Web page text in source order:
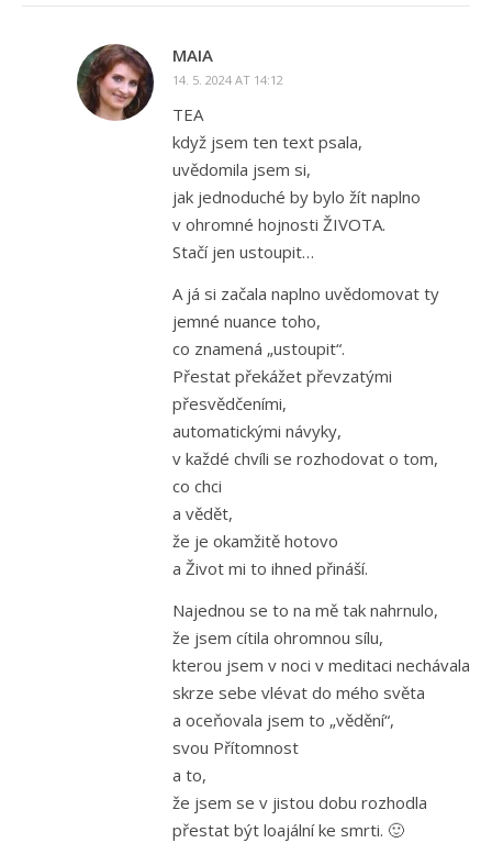
MAIA
14. 5. 2024 AT 14:12
TEA
když jsem ten text psala,
uvědomila jsem si,
jak jednoduché by bylo žít naplno
v ohromné hojnosti ŽIVOTA.
Stačí jen ustoupit…
A já si začala naplno uvědomovat ty
jemné nuance toho,
co znamená „ustoupit“.
Přestat překážet převzatými
přesvědčeními,
automatickými návyky,
v každé chvíli se rozhodovat o tom,
co chci
a vědět,
že je okamžitě hotovo
a Život mi to ihned přináší.
Najednou se to na mě tak nahrnulo,
že jsem cítila ohromnou sílu,
kterou jsem v noci v meditaci nechávala
skrze sebe vlévat do mého světa
a oceňovala jsem to „vědění“,
svou Přítomnost
a to,
že jsem se v jistou dobu rozhodla
přestat být loajální ke smrti. 🙂